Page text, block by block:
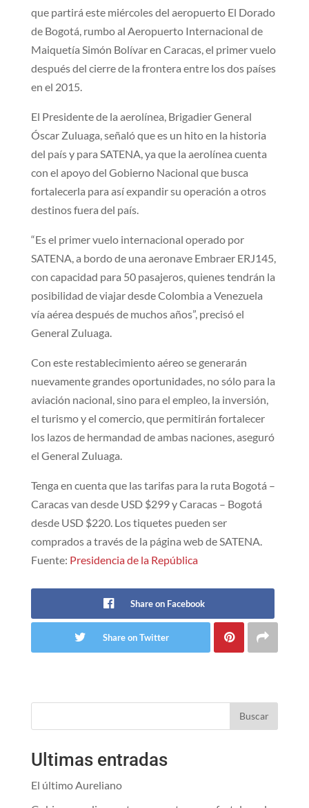
que partirá este miércoles del aeropuerto El Dorado
de Bogotá, rumbo al Aeropuerto Internacional de
Maiquetía Simón Bolívar en Caracas, el primer vuelo
después del cierre de la frontera entre los dos países
en el 2015.
El Presidente de la aerolínea, Brigadier General
Óscar Zuluaga, señaló que es un hito en la historia
del país y para SATENA, ya que la aerolínea cuenta
con el apoyo del Gobierno Nacional que busca
fortalecerla para así expandir su operación a otros
destinos fuera del país.
“Es el primer vuelo internacional operado por
SATENA, a bordo de una aeronave Embraer ERJ145,
con capacidad para 50 pasajeros, quienes tendrán la
posibilidad de viajar desde Colombia a Venezuela
vía aérea después de muchos años”, precisó el
General Zuluaga.
Con este restablecimiento aéreo se generarán
nuevamente grandes oportunidades, no sólo para la
aviación nacional, sino para el empleo, la inversión,
el turismo y el comercio, que permitirán fortalecer
los lazos de hermandad de ambas naciones, aseguró
el General Zuluaga.
Tenga en cuenta que las tarifas para la ruta Bogotá –
Caracas van desde USD $299 y Caracas – Bogotá
desde USD $220. Los tiquetes pueden ser
comprados a través de la página web de SATENA.
Fuente: Presidencia de la República
Share on Facebook
Share on Twitter
Buscar
Ultimas entradas
El último Aureliano